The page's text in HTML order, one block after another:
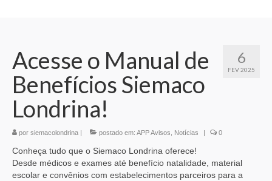
6
FEV 2025
Acesse o Manual de
Benefícios Siemaco
Londrina!
por siemacolondrina | postado em: APP Avisos Notícias | 0
Conheça tudo que o Siemaco Londrina oferece!
Desde médicos e exames até benefício natalidade, material
escolar e convênios com estabelecimentos parceiros para a